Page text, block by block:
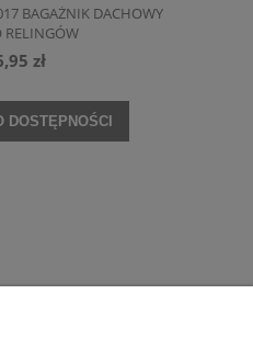
BAGAŻNIK DACHOWY
RELINGÓW
zł
DOSTĘPNOŚCI